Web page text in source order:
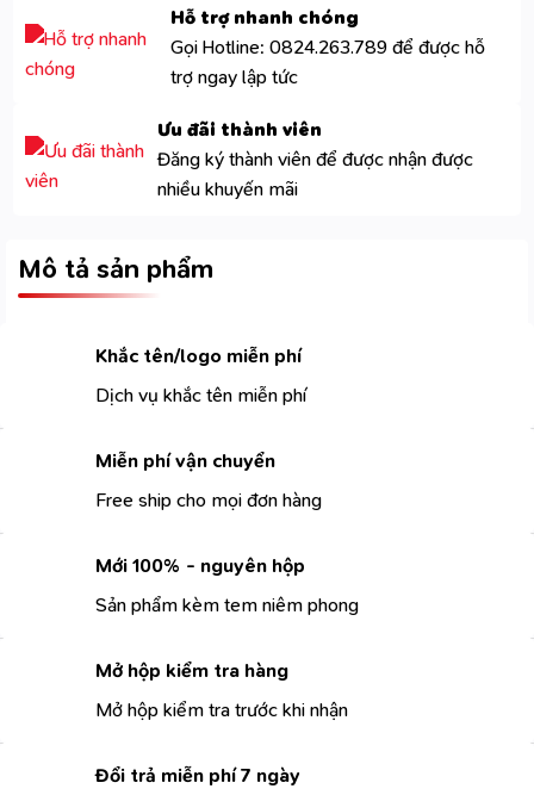
Hỗ trợ nhanh chóng
Gọi Hotline: 0824.263.789 để được hỗ
trợ ngay lập tức
Ưu đãi thành viên
Đăng ký thành viên để được nhận được
nhiều khuyến mãi
Mô tả sản phẩm
Khắc tên/logo miễn phí
Dịch vụ khắc tên miễn phí
Miễn phí vận chuyển
Free ship cho mọi đơn hàng
Mới 100% - nguyên hộp
Sản phẩm kèm tem niêm phong
Mở hộp kiểm tra hàng
Mở hộp kiểm tra trước khi nhận
Đổi trả miễn phí 7 ngày